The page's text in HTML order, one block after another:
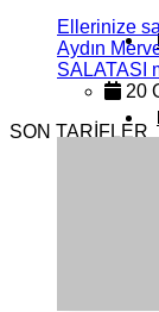
Ellerinize
Aydın
SALATASI
20
SON TARİFLER